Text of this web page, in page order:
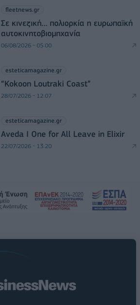
fleetnews.gr
Σε κινεζική… πολιορκία η ευρωπαϊκή
αυτοκινητοβιομηχανία
06/08/2026 - 05:00
esteticamagazine.gr
“Kokoon Loutraki Coast”
28/07/2026 - 12:07
esteticamagazine.gr
Aveda I One for All Leave in Elixir
22/07/2026 - 13:20